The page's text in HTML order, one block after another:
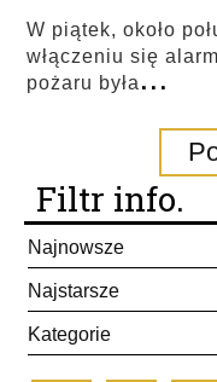
W piątek, około
włączeniu się
pożaru była...
Filtr info.
Najnowsze
Najstarsze
Kategorie